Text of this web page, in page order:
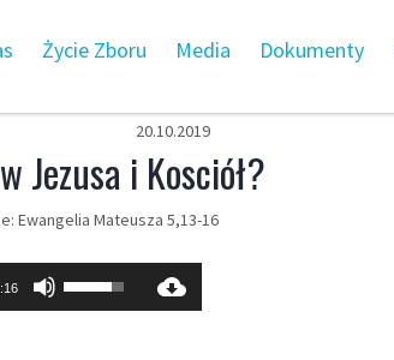
Życie Zboru Media Dokumenty
20.10.2019
Jezusa i Kosciół?
Ewangelia Mateusza 5,13-16
Używaj
strzałek